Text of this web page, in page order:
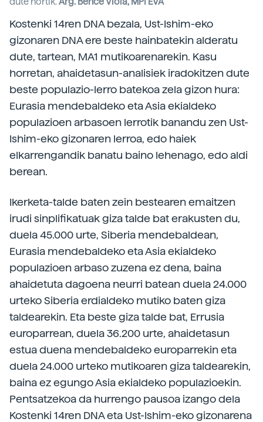
Kostenki 14ren DNA bezala, Ust-Ishim-eko
gizonaren DNA ere beste hainbatekin alderatu
dute, tartean, MA1 mutikoarenarekin. Kasu
horretan, ahaidetasun-analisiek iradokitzen dute
beste populazio-lerro batekoa zela gizon hura:
Eurasia mendebaldeko eta Asia ekialdeko
populazioen arbasoen lerrotik banandu zen Ust-
Ishim-eko gizonaren lerroa, edo haiek
elkarrengandik banatu baino lehenago, edo aldi
berean.
Ikerketa-talde baten zein bestearen emaitzen
irudi sinplifikatuak giza talde bat erakusten du,
duela 45.000 urte, Siberia mendebaldean,
Eurasia mendebaldeko eta Asia ekialdeko
populazioen arbaso zuzena ez dena, baina
ahaidetuta dagoena neurri batean duela 24.000
urteko Siberia erdialdeko mutiko baten giza
taldearekin. Eta beste giza talde bat, Errusia
europarrean, duela 36.200 urte, ahaidetasun
estua duena mendebaldeko europarrekin eta
duela 24.000 urteko mutikoaren giza taldearekin,
baina ez egungo Asia ekialdeko populazioekin.
Pentsatzekoa da hurrengo pausoa izango dela
Kostenki 14ren DNA eta Ust-Ishim-eko gizonarena